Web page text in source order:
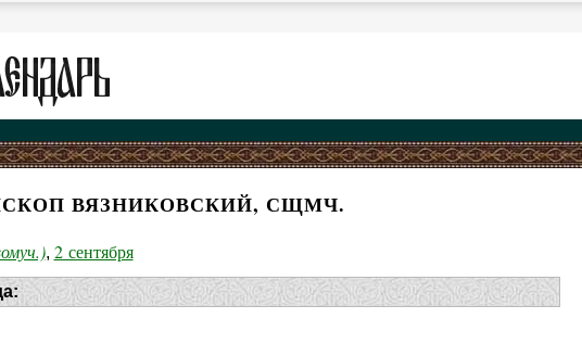
ВЯЗНИКОВСКИЙ, СЩМЧ.
, 2 сентября